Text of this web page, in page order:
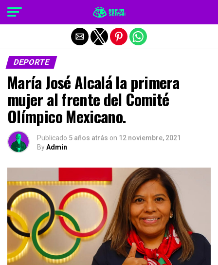
DEPORTE
María José Alcalá la primera
mujer al frente del Comité
Olímpico Mexicano.
Publicado 5 años atrás on 12 noviembre, 2021
ByAdmin
Salir de la versión móvil